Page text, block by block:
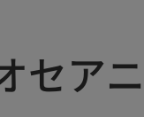
セア